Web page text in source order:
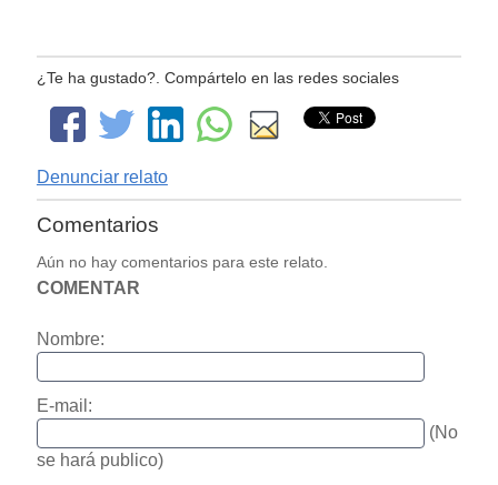
¿Te ha gustado?. Compártelo en las redes sociales
Denunciar relato
Comentarios
Aún no hay comentarios para este relato.
COMENTAR
Nombre:
E-mail:
(No
se hará publico)